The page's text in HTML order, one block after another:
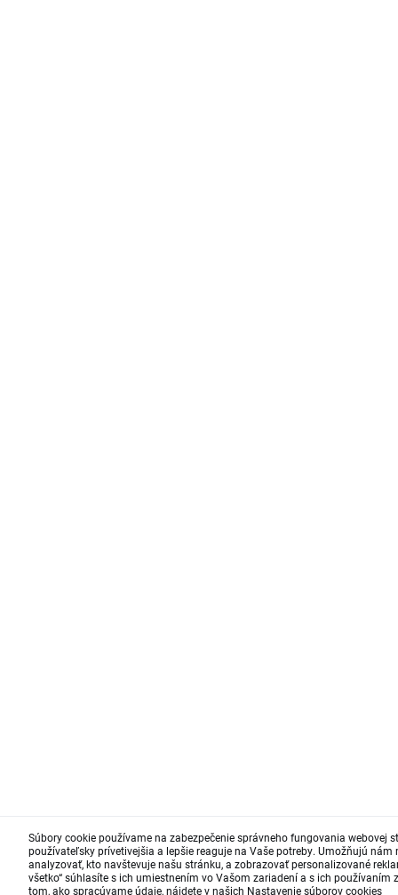
Súbory cookie používame na zabezpečenie správneho fungovania webovej
používateľsky prívetivejšia a lepšie reaguje na Vaše potreby. Umožňujú
analyzovať, kto navštevuje našu stránku, a zobrazovať personalizované
všetko“ súhlasíte s ich umiestnením vo Vašom zariadení a s ich používaním
tom, ako spracúvame údaje, nájdete v našich Nastavenie súborov cookies